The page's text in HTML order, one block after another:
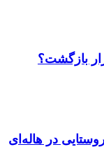
بازگشت؟
روستایی در هاله‌ای